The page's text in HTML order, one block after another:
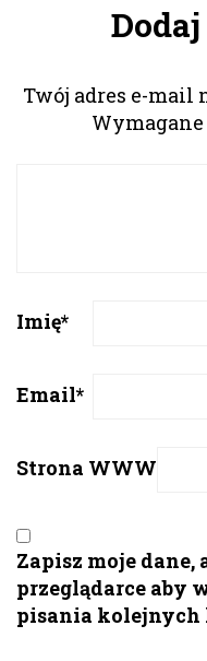
Twój adres e-mail
Wymagane
Imię*
Email*
Strona WWW
Zapisz moje
przeglądarce aby
pisania kolejnych